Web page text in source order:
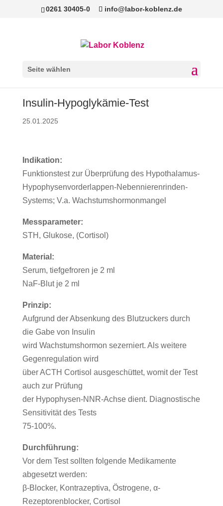
0261 30405-0 info@labor-koblenz.de
Seite wählen
Insulin-Hypoglykämie-Test
25.01.2025
Indikation:
Funktionstest zur Überprüfung des Hypothalamus-
Hypophysenvorderlappen-Nebennierenrinden-
Systems; V.a. Wachstumshormonmangel
Messparameter:
STH, Glukose, (Cortisol)
Material:
Serum, tiefgefroren je 2 ml
NaF-Blut je 2 ml
Prinzip:
Aufgrund der Absenkung des Blutzuckers durch
die Gabe von Insulin
wird Wachstumshormon sezerniert. Als weitere
Gegenregulation wird
über ACTH Cortisol ausgeschüttet, womit der Test
auch zur Prüfung
der Hypophysen-NNR-Achse dient. Diagnostische
Sensitivität des Tests
75-100%.
Durchführung:
Vor dem Test sollten folgende Medikamente
abgesetzt werden:
β-Blocker, Kontrazeptiva, Östrogene, α-
Rezeptorenblocker, Cortisol